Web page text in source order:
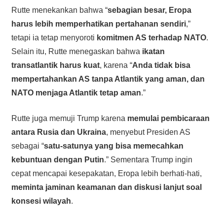
Rutte menekankan bahwa “sebagian besar, Eropa
harus lebih memperhatikan pertahanan sendiri,”
tetapi ia tetap menyoroti komitmen AS terhadap NATO.
Selain itu, Rutte menegaskan bahwa ikatan
transatlantik harus kuat, karena “Anda tidak bisa
mempertahankan AS tanpa Atlantik yang aman, dan
NATO menjaga Atlantik tetap aman.”
Rutte juga memuji Trump karena memulai pembicaraan
antara Rusia dan Ukraina, menyebut Presiden AS
sebagai “satu-satunya yang bisa memecahkan
kebuntuan dengan Putin.” Sementara Trump ingin
cepat mencapai kesepakatan, Eropa lebih berhati-hati,
meminta jaminan keamanan dan diskusi lanjut soal
konsesi wilayah.